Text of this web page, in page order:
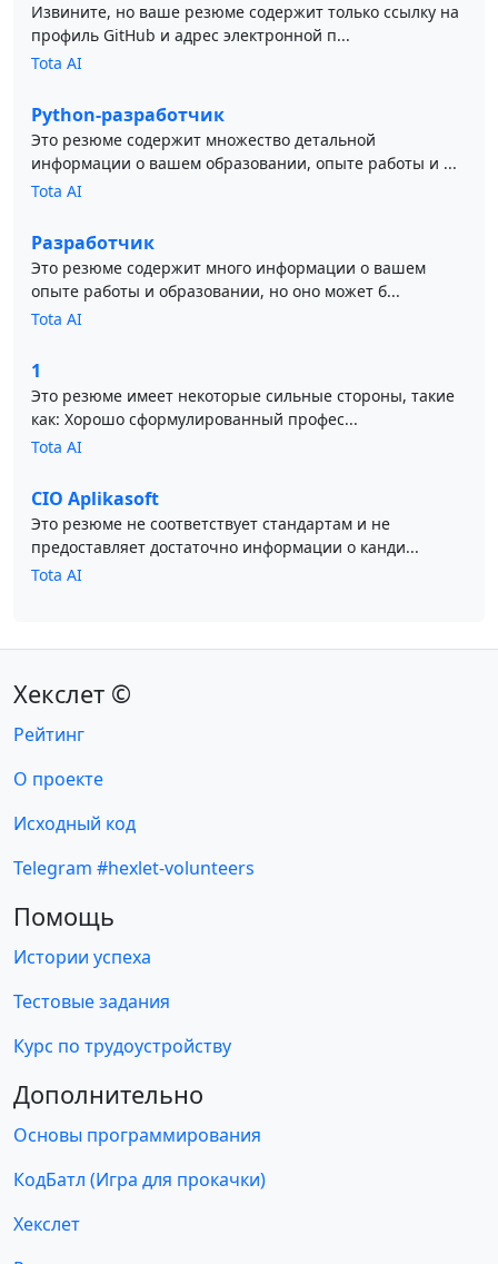
Извините, но ваше резюме содержит только ссылку на
профиль GitHub и адрес электронной п...
Tota AI
Python-разработчик
Это резюме содержит множество детальной
информации о вашем образовании, опыте работы и ...
Tota AI
Разработчик
Это резюме содержит много информации о вашем
опыте работы и образовании, но оно может б...
Tota AI
1
Это резюме имеет некоторые сильные стороны, такие
как: Хорошо сформулированный профес...
Tota AI
CIO Aplikasoft
Это резюме не соответствует стандартам и не
предоставляет достаточно информации о канди...
Tota AI
Хекслет ©
Рейтинг
О проекте
Исходный код
Telegram #hexlet-volunteers
Помощь
Истории успеха
Тестовые задания
Курс по трудоустройству
Дополнительно
Основы программирования
КодБатл (Игра для прокачки)
Хекслет